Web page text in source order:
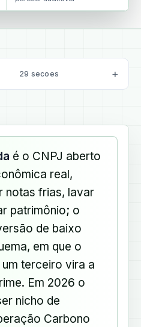
29 secoes
é o CNPJ aberto
real,
notas frias, lavar
patrimônio; o
de baixo
em que o
terceiro vira a
Em 2026 o
nicho de
Carbono